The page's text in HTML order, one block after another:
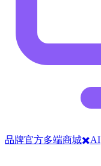
品牌官方多端商城✖️AI